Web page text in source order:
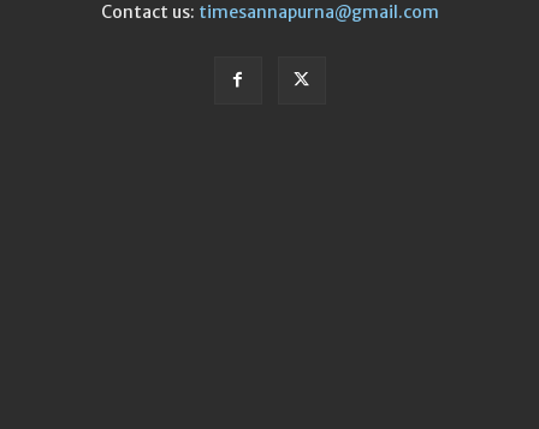
Contact us: timesannapurna@gmail.com